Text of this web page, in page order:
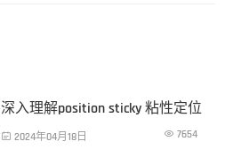
深入理解position sticky 粘性定位
 2024年04月18日  7654